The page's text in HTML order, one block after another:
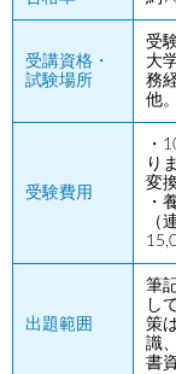
受講資格・
試験場所
受
大
務
他。
受験費用
・
り
変
・
（
出題範囲
筆
し
策
識
書